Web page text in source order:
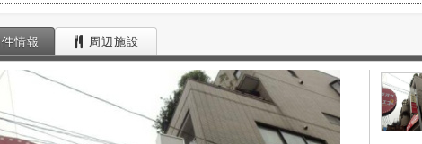
情報 周辺施設